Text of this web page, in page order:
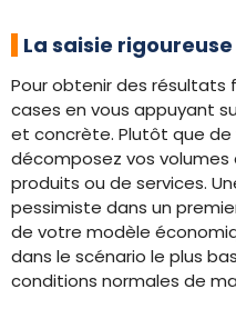
La saisie
Pour obtenir des résultats
cases en vous appuyant
et concrète. Plutôt que de
décomposez vos
produits ou de services.
pessimiste dans un
de votre modèle
dans le scénario le plus
conditions normales de